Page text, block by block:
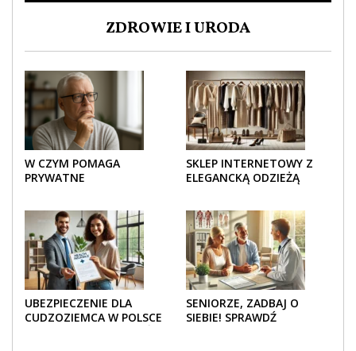
ZDROWIE I URODA
W CZYM POMAGA
PRYWATNE
SKLEP INTERNETOWY Z
ELEGANCKĄ ODZIEŻĄ
UBEZPIECZENIE DLA
CUDZOZIEMCA W POLSCE
SENIORZE, ZADBAJ O
SIEBIE! SPRAWDŹ